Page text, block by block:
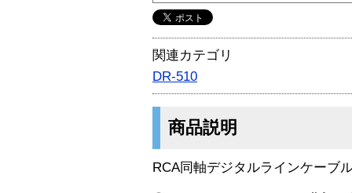
関連カテゴリ
DR-510
商品説明
RCA同軸デジタルラインケーブ